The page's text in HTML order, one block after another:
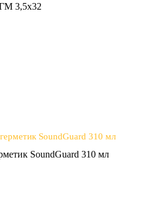
3,5х32
SoundGuard 310 мл